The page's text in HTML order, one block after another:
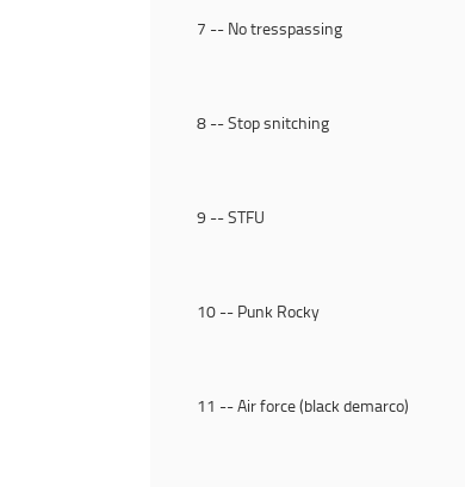
7 -- No tresspassing
8 -- Stop snitching
9 -- STFU
10 -- Punk Rocky
11 -- Air force (black demarco)